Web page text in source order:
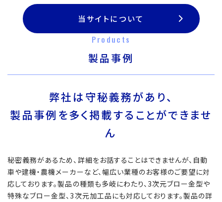
当サイトについて
Products
製品事例
弊社は守秘義務があり、
製品事例を多く掲載することができませ
ん
秘密義務があるため、詳細をお話することはできませんが、自動
車や建機・農機メーカーなど、幅広い業種のお客様のご要望に対
応しております。製品の種類も多岐にわたり、3次元ブロー金型や
特殊なブロー金型、3次元加工品にも対応しております。製品の詳